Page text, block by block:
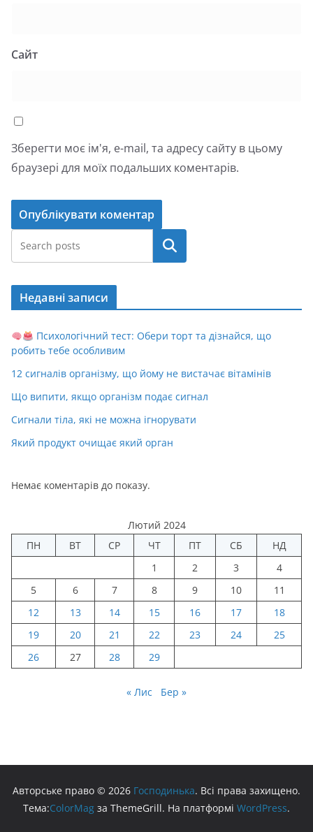
Сайт
Зберегти моє ім'я, e-mail, та адресу сайту в цьому
браузері для моїх подальших коментарів.
Пошук
Недавні записи
Психологічний тест: Обери торт та дізнайся, що
робить тебе особливим
12 сигналів організму, що йому не вистачає вітамінів
Що випити, якщо організм подає сигнал
Сигнали тіла, які не можна ігнорувати
Який продукт очищає який орган
Немає коментарів до показу.
Лютий 2024
ПН
ВТ СР ЧТ ПТ СБ
НД
1
2 3
4
5
6 7 8 9 10
11
12
13 14 15 16 17
18
19
20 21 22 23 24
25
26
27 28 29
« Лис Бер »
Авторське право © 2026 Господинька. Всі права захищено.
Тема:ColorMag за ThemeGrill. На платформі WordPress.